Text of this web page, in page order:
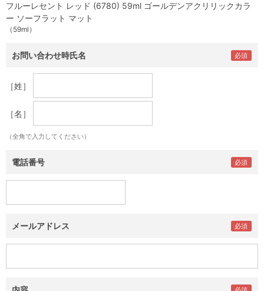
フルーレセント レッド (6780) 59ml ゴールデンアクリリックカラ
ー ソーフラット マット
（59ml）
お問い合わせ時氏名
［姓］
［名］
（全角で入力してください）
電話番号
メールアドレス